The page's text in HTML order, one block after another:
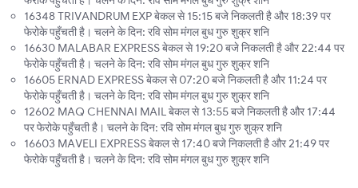
16348 TRIVANDRUM EXP बेकल से 15:15 बजे निकलती है और 18:39 पर
फेरोके पहुँचती है। चलने के दिन: रवि सोम मंगल बुध गुरु शुक्र शनि
16630 MALABAR EXPRESS बेकल से 19:20 बजे निकलती है और 22:44 पर
फेरोके पहुँचती है। चलने के दिन: रवि सोम मंगल बुध गुरु शुक्र शनि
16605 ERNAD EXPRESS बेकल से 07:20 बजे निकलती है और 11:24 पर
फेरोके पहुँचती है। चलने के दिन: रवि सोम मंगल बुध गुरु शुक्र शनि
12602 MAQ CHENNAI MAIL बेकल से 13:55 बजे निकलती है और 17:44
पर फेरोके पहुँचती है। चलने के दिन: रवि सोम मंगल बुध गुरु शुक्र शनि
16603 MAVELI EXPRESS बेकल से 17:40 बजे निकलती है और 21:49 पर
फेरोके पहुँचती है। चलने के दिन: रवि सोम मंगल बुध गुरु शुक्र शनि